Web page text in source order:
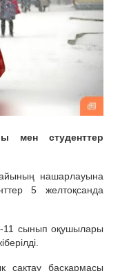
мен студенттер
нашарлауына
5 желтоқсанда
11 сынып оқушылары
сақтау басқармасы